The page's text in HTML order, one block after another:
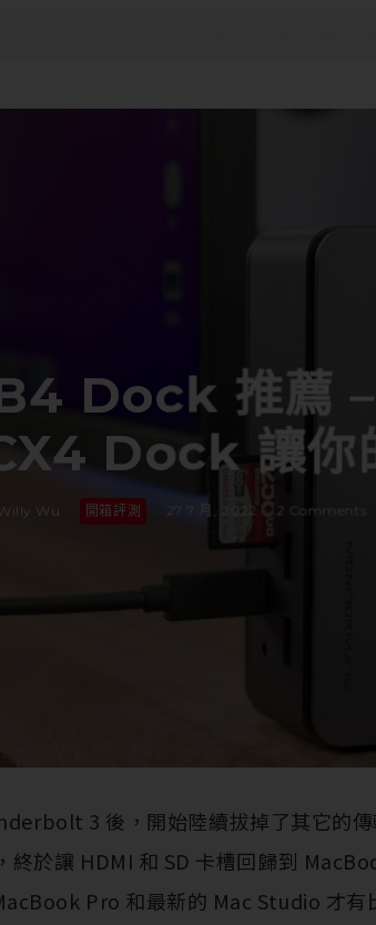
Dock 推薦 –
Dock 讓你
Wu 開箱評測 27 7 月, 2022 · 2 Comments
3 後，開始陸續拔掉了其它的
終於讓 HDMI 和 SD 卡槽回歸到
Pro 和最新的 Mac Studio 才有